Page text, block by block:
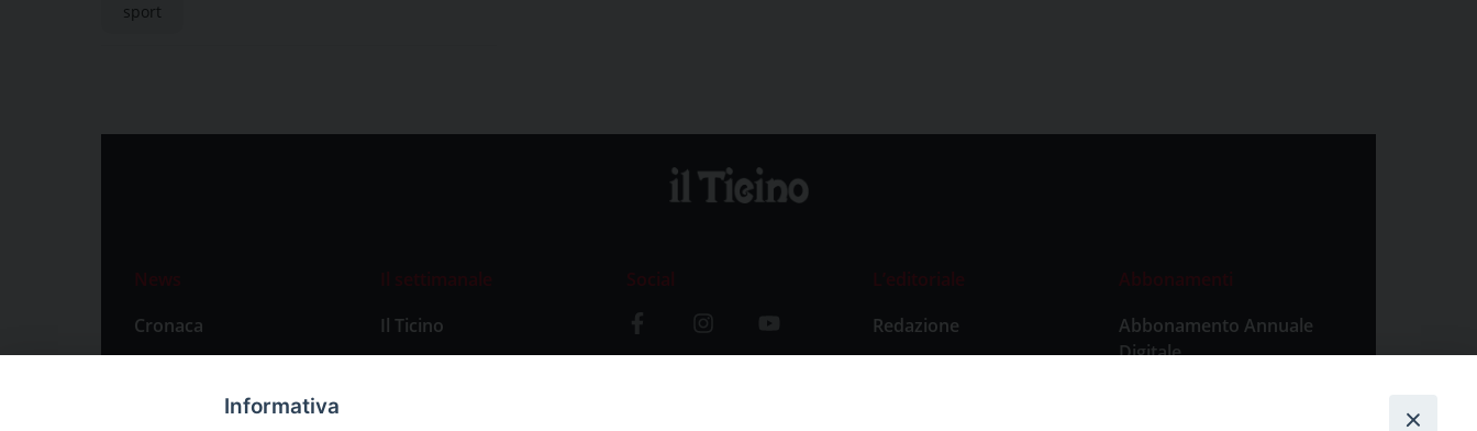
sport
News
Cronaca
Attualità
Primo Piano
Il settimanale
Il Ticino
Abbonamenti
Social
L’editoriale
Redazione
Storia
Abbonamenti
Abbonamento Annuale
Digitale
Informativa